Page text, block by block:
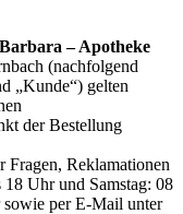
Barbara – Apotheke
(nachfolgend
„Kunde“) gelten
der Bestellung
Fragen, Reklamationen
Uhr und Samstag: 08
per E-Mail unter